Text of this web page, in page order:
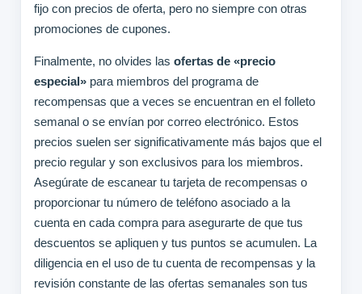
fijo con precios de oferta, pero no siempre con otras
promociones de cupones.
Finalmente, no olvides las ofertas de «precio
especial»para miembros del programa de
recompensas que a veces se encuentran en el folleto
semanal o se envían por correo electrónico. Estos
precios suelen ser significativamente más bajos que el
precio regular y son exclusivos para los miembros.
Asegúrate de escanear tu tarjeta de recompensas o
proporcionar tu número de teléfono asociado a la
cuenta en cada compra para asegurarte de que tus
descuentos se apliquen y tus puntos se acumulen. La
diligencia en el uso de tu cuenta de recompensas y la
revisión constante de las ofertas semanales son tus